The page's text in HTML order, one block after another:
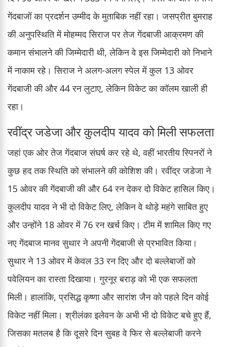
गेंदबाजों का प्रदर्शन उम्मीद के मुताबिक नहीं रहा। जसप्रीत बुमराह
की अनुपस्थिति में मोहम्मद सिराज पर तेज गेंदबाजी आक्रमण की
कमान संभालने की जिम्मेदारी थी, लेकिन वे इस जिम्मेदारी को निभाने
में नाकाम रहे। सिराज ने अलग-अलग स्पेल में कुल 13 ओवर
गेंदबाजी की और 44 रन लुटाए, लेकिन विकेट का कॉलम खाली ही
रहा।
रवींद्र जडेजा और कुलदीप यादव को मिली सफलता
जहां एक ओर तेज गेंदबाज संघर्ष कर रहे थे, वहीं भारतीय स्पिनरों ने
कुछ हद तक स्थिति को संभालने की कोशिश की। रवींद्र जडेजा ने
15 ओवर की गेंदबाजी की और 64 रन देकर दो विकेट हासिल किए।
कुलदीप यादव ने भी दो विकेट लिए, लेकिन वे थोड़े महंगे साबित हुए
और उन्होंने 18 ओवर में 76 रन खर्च किए। टीम में शामिल किए गए
नए गेंदबाज मानव सुथार ने अपनी गेंदबाजी से प्रभावित किया।
सुथार ने 13 ओवर में केवल 33 रन दिए और दो बल्लेबाजों को
पवेलियन का रास्ता दिखाया। गुरनूर बराड़ को भी एक सफलता
मिली। हालांकि, प्रसिद्ध कृष्णा और सारांश जैन को पहले दिन कोई
विकेट नहीं मिला। श्रीलंका इलेवन के अभी भी दो विकेट बचे हुए हैं,
जिसका मतलब है कि दूसरे दिन सुबह वे फिर से बल्लेबाजी करने